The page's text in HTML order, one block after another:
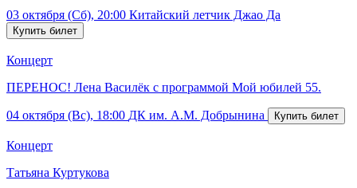
03 октября (Сб), 20:00 Китайский летчик Джао Да
Концерт
ПЕРЕНОС! Лена Василёк с программой Мой юбилей 55.
04 октября (Вс), 18:00 ДК им. А.М. Добрынина
Концерт
Татьяна Куртукова